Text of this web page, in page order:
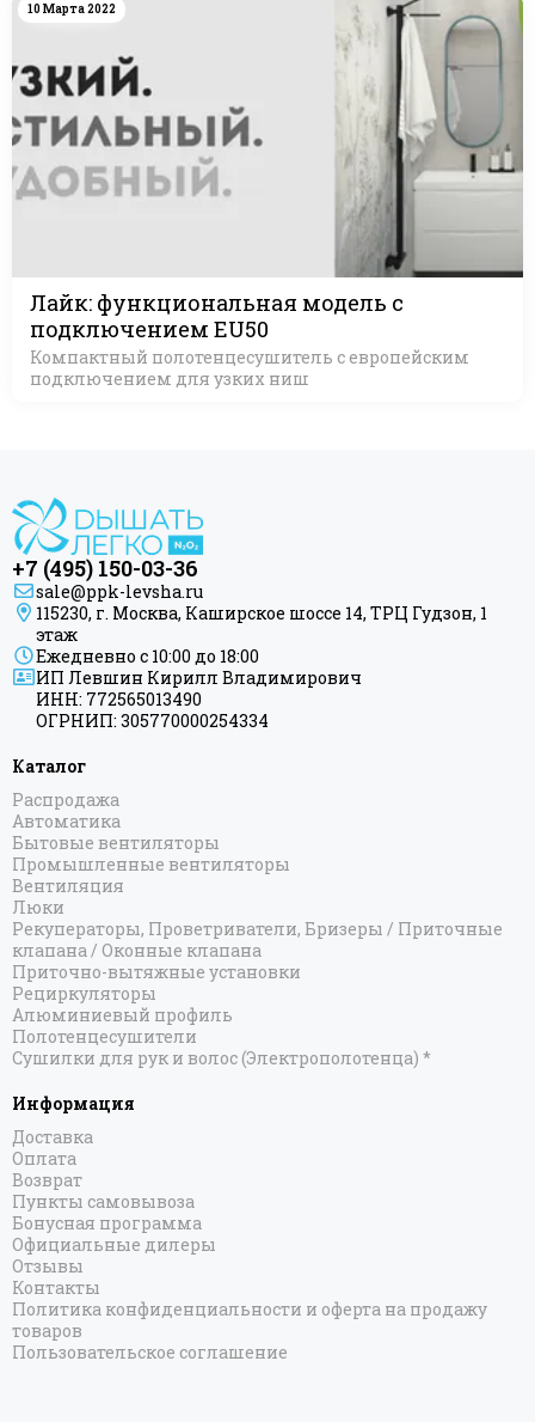
10 Марта 2022
Лайк: функциональная модель с
подключением EU50
Компактный полотенцесушитель с европейским
подключением для узких ниш
+7 (495) 150-03-36
sale@ppk-levsha.ru
115230, г. Москва, Каширское шоссе 14, ТРЦ Гудзон, 1
этаж
Ежедневно с 10:00 до 18:00
ИП Левшин Кирилл Владимирович
ИНН: 772565013490
ОГРНИП: 305770000254334
Каталог
Распродажа
Автоматика
Бытовые вентиляторы
Промышленные вентиляторы
Вентиляция
Люки
Рекуператоры, Проветриватели, Бризеры / Приточные
клапана / Оконные клапана
Приточно-вытяжные установки
Рециркуляторы
Алюминиевый профиль
Полотенцесушители
Сушилки для рук и волос (Электрополотенца) *
Информация
Доставка
Оплата
Возврат
Пункты самовывоза
Бонусная программа
Официальные дилеры
Отзывы
Контакты
Политика конфиденциальности и оферта на продажу
товаров
Пользовательское соглашение